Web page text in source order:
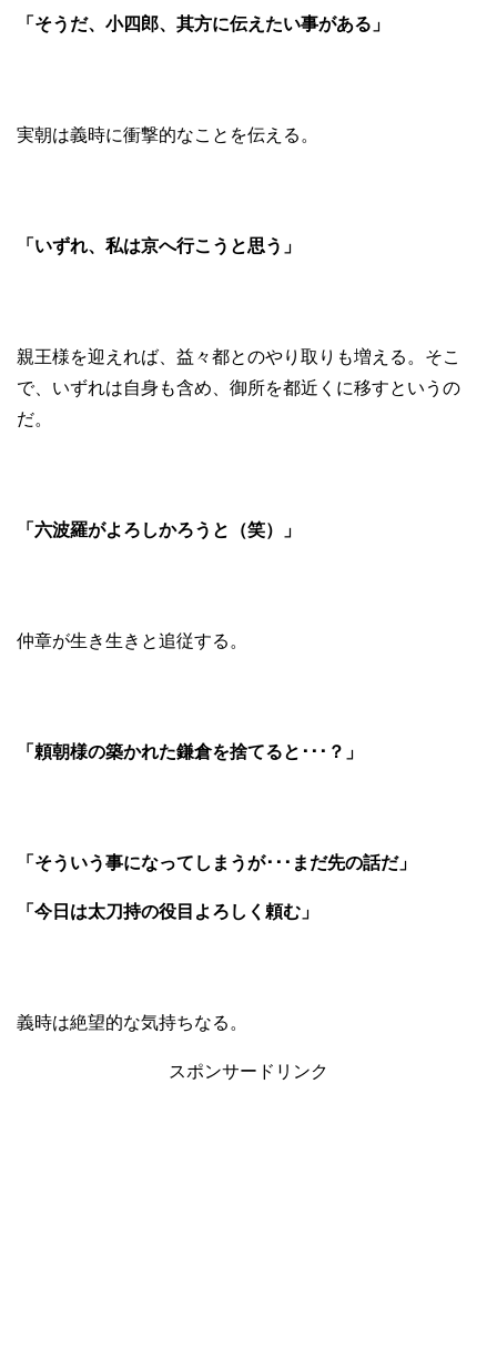
「そうだ、小四郎、其方に伝えたい事がある」
実朝は義時に衝撃的なことを伝える。
「いずれ、私は京へ行こうと思う」
親王様を迎えれば、益々都とのやり取りも増える。そこ
で、いずれは自身も含め、御所を都近くに移すというの
だ。
「六波羅がよろしかろうと（笑）」
仲章が生き生きと追従する。
「頼朝様の築かれた鎌倉を捨てると･･･？」
「そういう事になってしまうが･･･まだ先の話だ」
「今日は太刀持の役目よろしく頼む」
義時は絶望的な気持ちなる。
スポンサードリンク